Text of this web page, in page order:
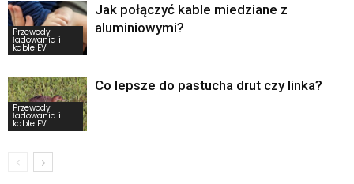
Przewody
ładowania i
kable EV
Jak połączyć kable miedziane z
aluminiowymi?
Przewody
ładowania i
kable EV
Co lepsze do pastucha drut czy linka?